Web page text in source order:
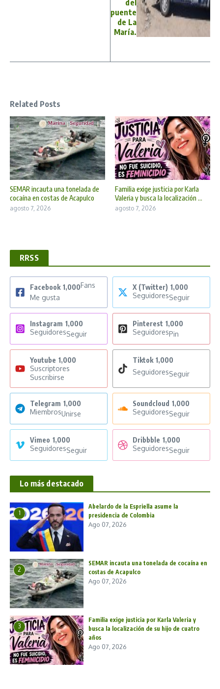
del
puente
de La
María.
Related Posts
SEMAR incauta una tonelada de
cocaína en costas de Acapulco
agosto 7, 2026
Familia exige justicia por Karla
Valeria y busca la localización ...
agosto 7, 2026
RRSS
Facebook 1,000Fans
Me gusta
X (Twitter) 1,000
SeguidoresSeguir
Instagram 1,000
SeguidoresSeguir
Pinterest 1,000
SeguidoresPin
Youtube 1,000
Suscriptores
Suscribirse
Tiktok 1,000
SeguidoresSeguir
Telegram 1,000
MiembrosUnirse
Soundcloud 1,000
SeguidoresSeguir
Vimeo 1,000
SeguidoresSeguir
Dribbble 1,000
SeguidoresSeguir
Lo más destacado
1
Abelardo de la Espriella asume la
presidencia de Colombia
Ago 07, 2026
2
SEMAR incauta una tonelada de cocaína en
costas de Acapulco
Ago 07, 2026
3
Familia exige justicia por Karla Valeria y
busca la localización de su hijo de cuatro
años
Ago 07, 2026